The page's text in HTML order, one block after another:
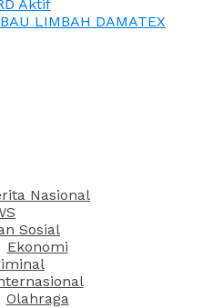
Aktif
LIMBAH DAMATEX
Nasional
Sosial
Ekonomi
Olahraga